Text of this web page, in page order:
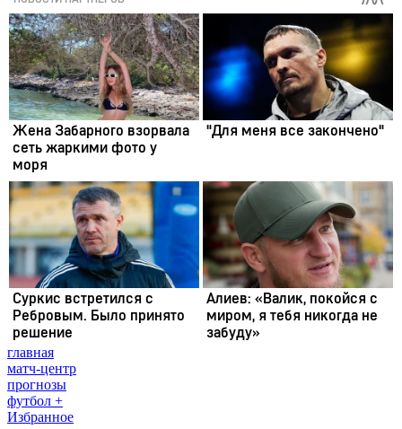
главная
матч-центр
прогнозы
футбол +
Избранное